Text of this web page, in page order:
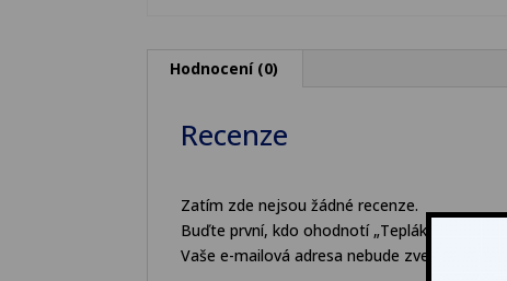
Hodnocení (0)
Recenze
Zatím zde nejsou žádné recenze.
Buďte první, kdo ohodnotí „Teplákové kalhoty“
Vaše e-mailová adresa nebude zveřejněna.